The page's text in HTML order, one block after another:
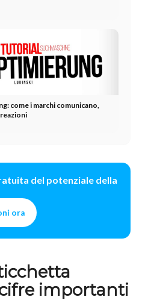
come i marchi comunicano,
del potenziale della
ora
importanti